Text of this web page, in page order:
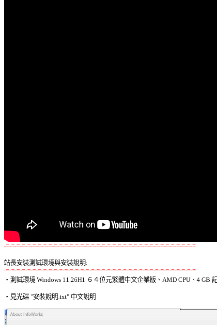
-=-=-=-=-=-=-=-=-=-=-=-=-=-=-=-=-=-=-=-=-=-=-=-=-=-=-=-=-=-=-=-=-=-=-=-=
站長安裝測試環境與安裝說明:
-=-=-=-=-=-=-=-=-=-=-=-=-=-=-=-=-=-=-=-=-=-=-=-=-=-=-=-=-=-=-=-=-=-=-=-=
‧測試環境 Windows 11.26H1 ６４位元繁體中文企業版、AMD CPU、4 GB
‧見光碟 "安裝說明.txt" 中文說明